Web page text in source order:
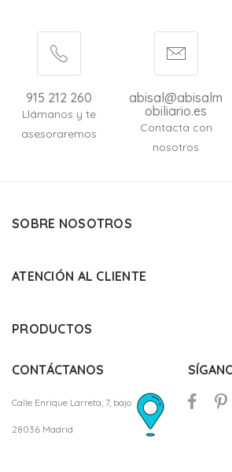
915 212 260
Llámanos y te
asesoraremos
abisal@abisalm
obiliario.es
Contacta con
nosotros
SOBRE NOSOTROS
ATENCIÓN AL CLIENTE
PRODUCTOS
CONTÁCTANOS
Calle Enrique Larreta, 7, bajo
28036 Madrid